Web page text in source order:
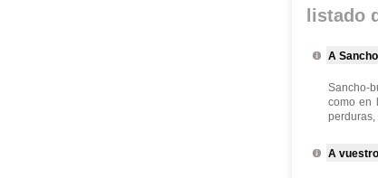
listado
A
Sancho-
como en
perduras,
A